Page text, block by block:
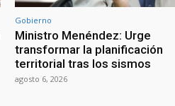
Gobierno
Ministro Menéndez: Urge
transformar la planificación
territorial tras los sismos
agosto 6, 2026